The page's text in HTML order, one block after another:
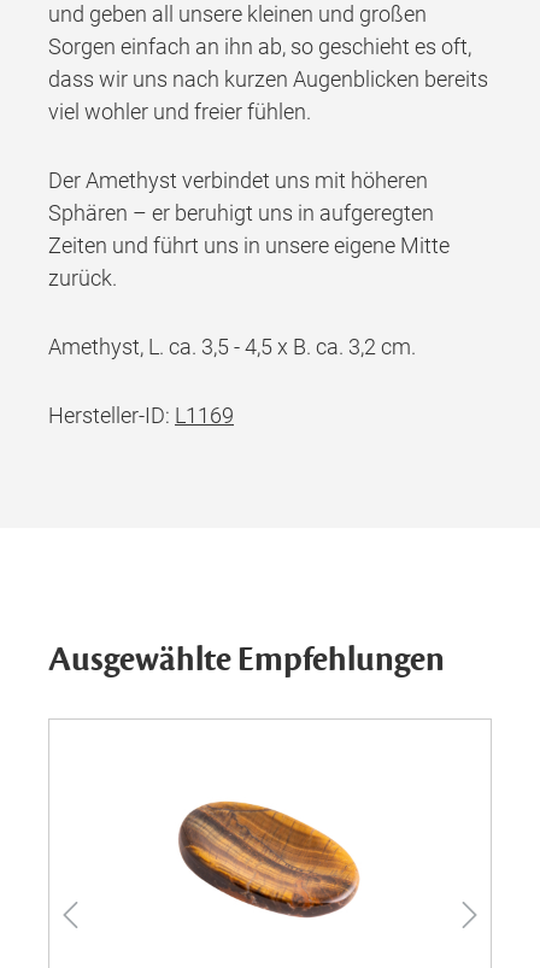
und geben all unsere kleinen und großen
Sorgen einfach an ihn ab, so geschieht es oft,
dass wir uns nach kurzen Augenblicken bereits
viel wohler und freier fühlen.
Der Amethyst verbindet uns mit höheren
Sphären – er beruhigt uns in aufgeregten
Zeiten und führt uns in unsere eigene Mitte
zurück.
Amethyst, L. ca. 3,5 - 4,5 x B. ca. 3,2 cm.
Hersteller-ID: L1169
Ausgewählte Empfehlungen